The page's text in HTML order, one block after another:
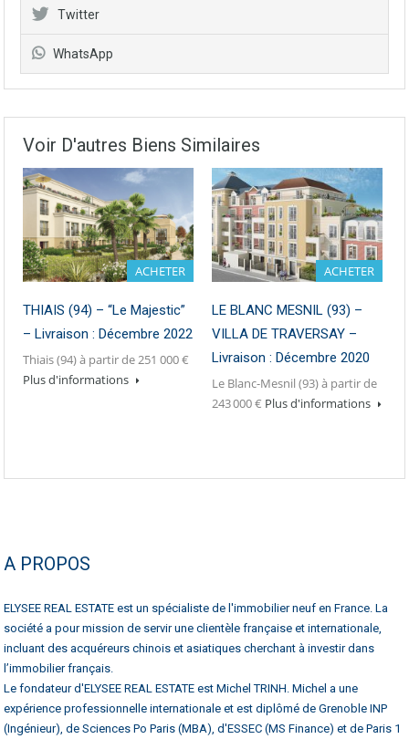
Twitter
WhatsApp
Voir D'autres Biens Similaires
ACHETER
THIAIS (94) – “Le Majestic”
– Livraison : Décembre 2022
Thiais (94) à partir de 251 000 €
Plus d'informations
ACHETER
LE BLANC MESNIL (93) –
VILLA DE TRAVERSAY –
Livraison : Décembre 2020
Le Blanc-Mesnil (93) à partir de
243 000 € Plus d'informations
A PROPOS
ELYSEE REAL ESTATE est un spécialiste de l'immobilier neuf en France. La
société a pour mission de servir une clientèle française et internationale,
incluant des acquéreurs chinois et asiatiques cherchant à investir dans
l’immobilier français.
Le fondateur d'ELYSEE REAL ESTATE est Michel TRINH. Michel a une
expérience professionnelle internationale et est diplômé de Grenoble INP
(Ingénieur), de Sciences Po Paris (MBA), d'ESSEC (MS Finance) et de Paris 1